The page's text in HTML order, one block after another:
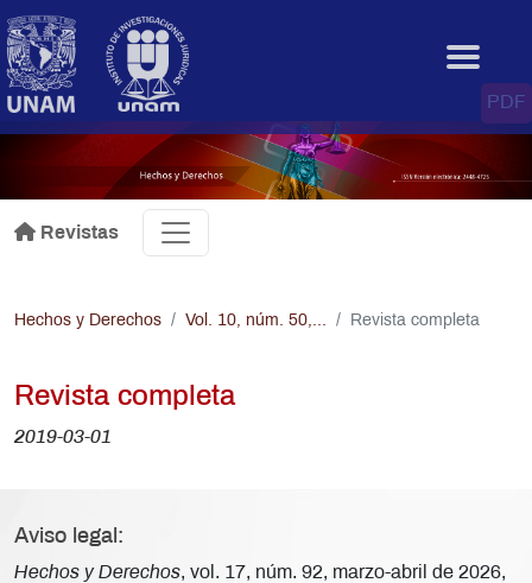
.
Revistas
Hechos y Derechos Vol. 10, núm. 50,... Revista completa
Revista completa
PDF
2019-03-01
Aviso legal:
Hechos y Derechos, vol. 17, núm. 92, marzo-abril de 2026,